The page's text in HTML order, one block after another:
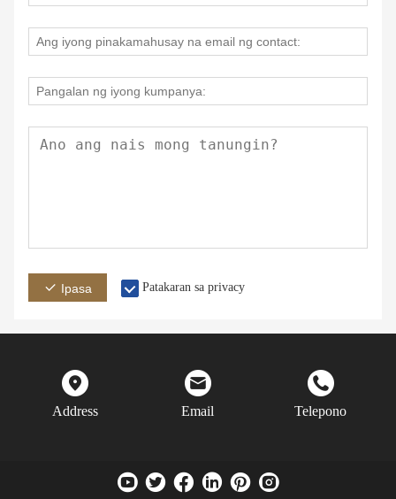
Ipasa Patakaran sa privacy
Address Email Telepono